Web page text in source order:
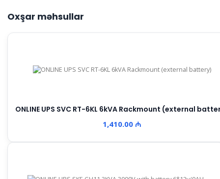
Oxşar məhsullar
ONLINE UPS SVC RT-6KL 6kVA Rackmount (external
1,410.00 ₼